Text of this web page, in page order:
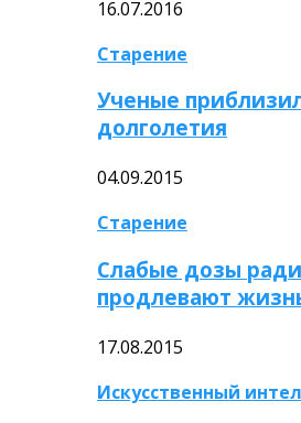
16.07.2016
Старение
Ученые
долголетия
04.09.2015
Старение
Слабые дозы
продлевают
17.08.2015
Искусственный